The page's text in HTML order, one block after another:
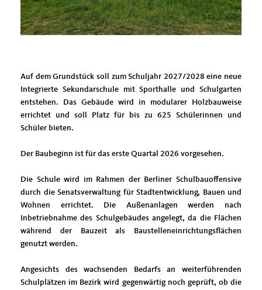
Auf dem Grundstück soll zum Schuljahr 2027/2028 eine neue
Integrierte Sekundarschule mit Sporthalle und Schulgarten
entstehen. Das Gebäude wird in modularer Holzbauweise
errichtet und soll Platz für bis zu 625 Schülerinnen und
Schüler bieten.
Der Baubeginn ist für das erste Quartal 2026 vorgesehen.
Die Schule wird im Rahmen der Berliner Schulbauoffensive
durch die Senatsverwaltung für Stadtentwicklung, Bauen und
Wohnen errichtet. Die Außenanlagen werden nach
Inbetriebnahme des Schulgebäudes angelegt, da die Flächen
während der Bauzeit als Baustelleneinrichtungsflächen
genutzt werden.
Angesichts des wachsenden Bedarfs an weiterführenden
Schulplätzen im Bezirk wird gegenwärtig noch geprüft, ob die